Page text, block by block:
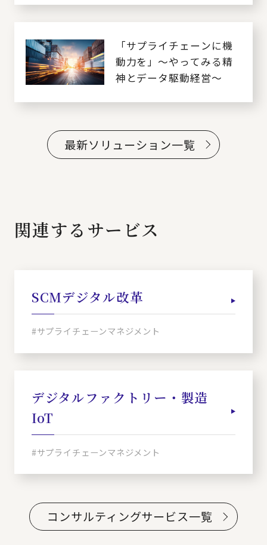
「サプライチェーンに機
動力を」～やってみる精
神とデータ駆動経営～
最新ソリューション一覧
関連するサービス
SCMデジタル改革
#サプライチェーンマネジメント
デジタルファクトリー・製造
IoT
#サプライチェーンマネジメント
コンサルティングサービス一覧